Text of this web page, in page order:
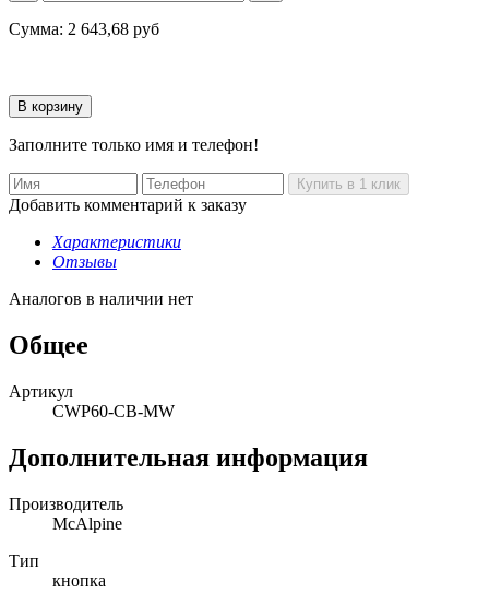
Сумма: 2 643,68 руб
Заполните только имя и телефон!
Добавить комментарий к заказу
Характеристики
Отзывы
Аналогов в наличии нет
Общее
Артикул
CWP60-CB-MW
Дополнительная информация
Производитель
McAlpine
Тип
кнопка